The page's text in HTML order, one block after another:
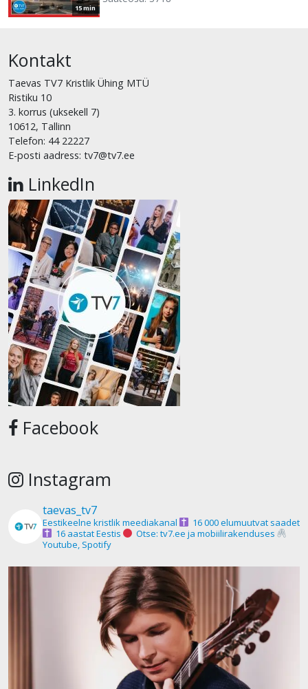
15 min
Kontakt
Taevas TV7 Kristlik Ühing MTÜ
Ristiku 10
3. korrus (uksekell 7)
10612, Tallinn
Telefon: 44 22227
E-posti aadress: tv7@tv7.ee
LinkedIn
Facebook
Instagram
taevas_tv7
Eestikeelne kristlik meediakanal
16 000 elumuutvat saadet
16 aastat Eestis
Otse: tv7.ee ja mobiilirakenduses
Youtube, Spotify